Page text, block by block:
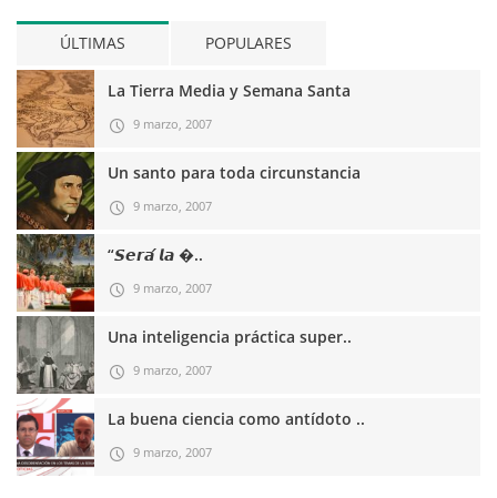
ÚLTIMAS POPULARES
La Tierra Media y Semana Santa
9 marzo, 2007
Un santo para toda circunstancia
9 marzo, 2007
“𝙎𝙚𝙧𝙖́ 𝙡𝙖 �..
9 marzo, 2007
Una inteligencia práctica super..
9 marzo, 2007
La buena ciencia como antídoto ..
9 marzo, 2007